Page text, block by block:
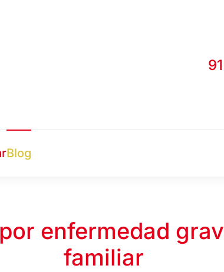
Blog
enfermedad
familiar